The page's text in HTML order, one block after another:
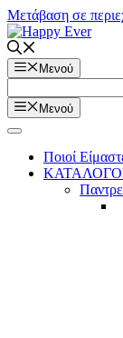
Μετάβαση σε
Μενού
Μενού
Ποιοί